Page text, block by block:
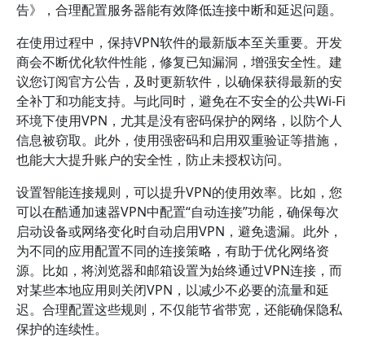
告》，合理配置服务器能有效降低连接中断和延迟问题。
在使用过程中，保持VPN软件的最新版本至关重要。开发
商会不断优化软件性能，修复已知漏洞，增强安全性。建
议您订阅官方公告，及时更新软件，以确保获得最新的安
全补丁和功能支持。与此同时，避免在不安全的公共Wi-Fi
环境下使用VPN，尤其是没有密码保护的网络，以防个人
信息被窃取。此外，使用强密码和启用双重验证等措施，
也能大大提升账户的安全性，防止未授权访问。
设置智能连接规则，可以提升VPN的使用效率。比如，您
可以在酷通加速器VPN中配置“自动连接”功能，确保每次
启动设备或网络变化时自动启用VPN，避免遗漏。此外，
为不同的应用配置不同的连接策略，有助于优化网络资
源。比如，将浏览器和邮箱设置为始终通过VPN连接，而
对某些本地应用则关闭VPN，以减少不必要的流量和延
迟。合理配置这些规则，不仅能节省带宽，还能确保隐私
保护的连续性。